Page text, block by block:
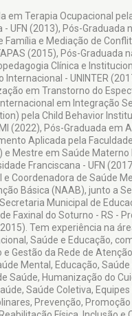
em Terapia Ocupacional
- UFN (2013), Pós-Graduada
Família e Mediação de
(2015), Pós-Graduada
Clínica e
Internacional - UNINTER
em Transtorno do
em Integração
pela Child Behavior
(2022), Pós-Graduada em
Aplicada pela
e Mestre em Saúde Materno
Franciscana - UFN
e Coordenadora de Saúde
Básica (NAAB), junto a
Municipal de
Faxinal do Soturno - RS -
Tem experiência na
Saúde e Educação,
e Gestão da Rede de
Mental, Educação,
Saúde, Humanização do
Saúde Coletiva,
Prevenção,